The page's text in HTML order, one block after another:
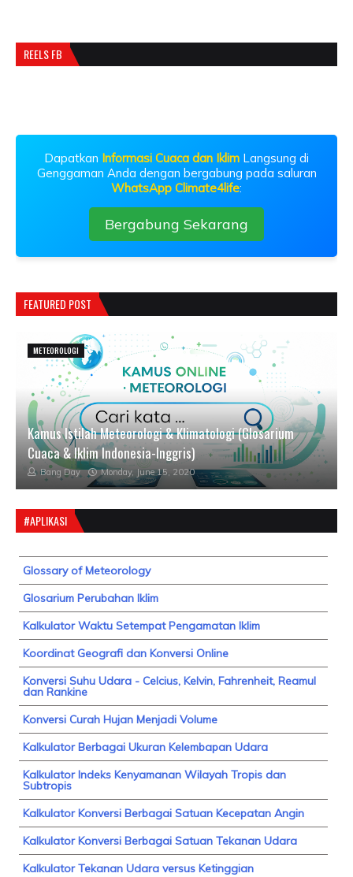
REELS FB
Dapatkan Informasi Cuaca dan Iklim Langsung di
Genggaman Anda dengan bergabung pada saluran
WhatsApp Climate4life:
Bergabung Sekarang
FEATURED POST
METEOROLOGI
Kamus Istilah Meteorologi & Klimatologi (Glosarium
Cuaca & Iklim Indonesia-Inggris)
Bang Day Monday, June 15, 2020
#APLIKASI
Glossary of Meteorology
Glosarium Perubahan Iklim
Kalkulator Waktu Setempat Pengamatan Iklim
Koordinat Geografi dan Konversi Online
Konversi Suhu Udara - Celcius, Kelvin, Fahrenheit, Reamul
dan Rankine
Konversi Curah Hujan Menjadi Volume
Kalkulator Berbagai Ukuran Kelembapan Udara
Kalkulator Indeks Kenyamanan Wilayah Tropis dan
Subtropis
Kalkulator Konversi Berbagai Satuan Kecepatan Angin
Kalkulator Konversi Berbagai Satuan Tekanan Udara
Kalkulator Tekanan Udara versus Ketinggian